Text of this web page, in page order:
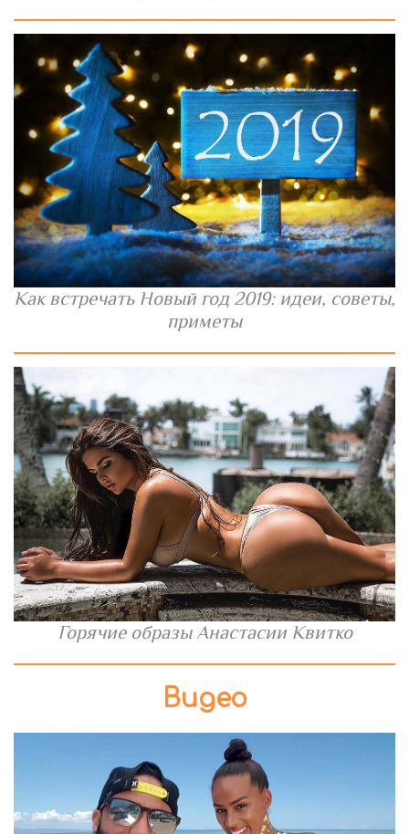
Как встречать Новый год 2019: идеи, советы,
приметы
Горячие образы Анастасии Квитко
Видео